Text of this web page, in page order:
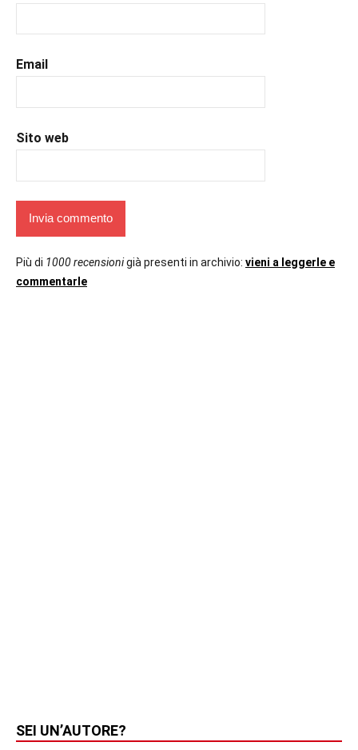
#romance,
#uncuoretrailibri
Email
Sito web
Più di 1000 recensionigià presenti in archivio: vieni a leggerle e
commentarle
SEI UN’AUTORE?